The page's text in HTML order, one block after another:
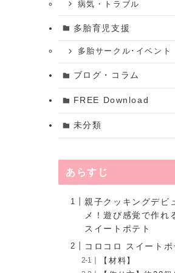
病気・トラブル
多胎育児支援
多胎サークル･イベント
ブログ・コラム
FREE Download
未分類
あらすじ
親子クッキングデビ
メ！遊び感覚で作れ
スイートポテト
コロコロ スイートポ
【材料】